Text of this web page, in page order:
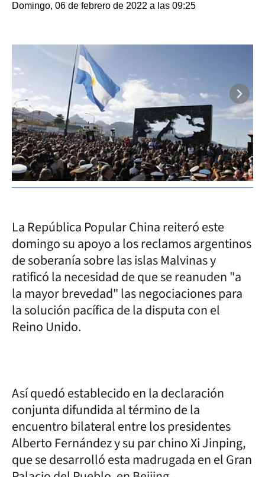
Domingo, 06 de febrero de 2022 a las 09:25
La República Popular China reiteró este
domingo su apoyo a los reclamos argentinos
de soberanía sobre las islas Malvinas y
ratificó la necesidad de que se reanuden "a
la mayor brevedad" las negociaciones para
la solución pacífica de la disputa con el
Reino Unido.
Así quedó establecido en la declaración
conjunta difundida al término de la
encuentro bilateral entre los presidentes
Alberto Fernández y su par chino Xi Jinping,
que se desarrolló esta madrugada en el Gran